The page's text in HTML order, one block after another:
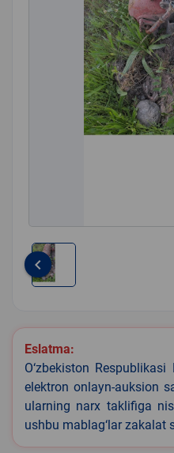
of
1
keyboard_arrow_left
Eslatma:
O‘zbekiston
elektron onlayn-auksion
ularning narx taklifiga
ushbu mablag‘lar